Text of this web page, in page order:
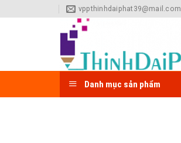
to
vppthinhdaiphat39@mail.com
Danh mục sản phẩm